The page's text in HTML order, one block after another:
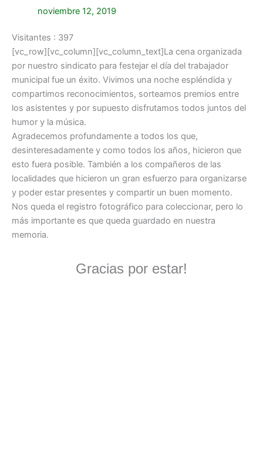
noviembre 12, 2019
Visitantes : 397
[vc_row][vc_column][vc_column_text]La cena organizada
por nuestro sindicato para festejar el día del trabajador
municipal fue un éxito. Vivimos una noche espléndida y
compartimos reconocimientos, sorteamos premios entre
los asistentes y por supuesto disfrutamos todos juntos del
humor y la música.
Agradecemos profundamente a todos los que,
desinteresadamente y como todos los años, hicieron que
esto fuera posible. También a los compañeros de las
localidades que hicieron un gran esfuerzo para organizarse
y poder estar presentes y compartir un buen momento.
Nos queda el registro fotográfico para coleccionar, pero lo
más importante es que queda guardado en nuestra
memoria.
Gracias por estar!